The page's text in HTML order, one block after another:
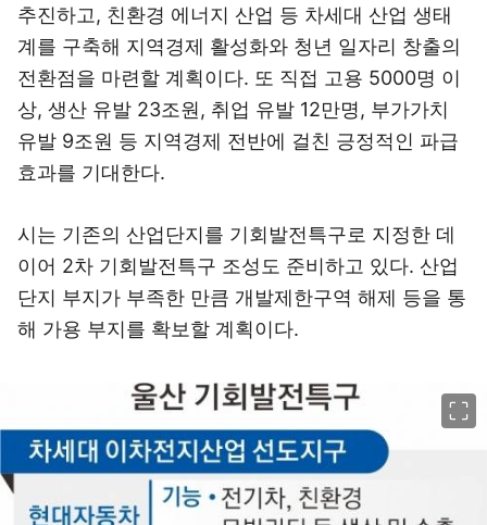
추진하고, 친환경 에너지 산업 등 차세대 산업 생태
계를 구축해 지역경제 활성화와 청년 일자리 창출의
전환점을 마련할 계획이다. 또 직접 고용 5000명 이
상, 생산 유발 23조원, 취업 유발 12만명, 부가가치
유발 9조원 등 지역경제 전반에 걸친 긍정적인 파급
효과를 기대한다.
시는 기존의 산업단지를 기회발전특구로 지정한 데
이어 2차 기회발전특구 조성도 준비하고 있다. 산업
단지 부지가 부족한 만큼 개발제한구역 해제 등을 통
해 가용 부지를 확보할 계획이다.